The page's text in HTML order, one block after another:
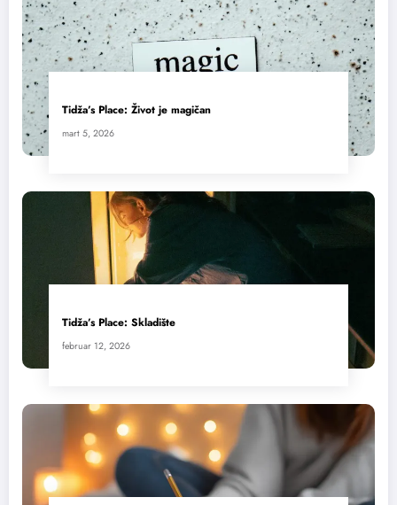
Tidža’s Place: Život je magičan
mart 5, 2026
Tidža’s Place: Skladište
februar 12, 2026